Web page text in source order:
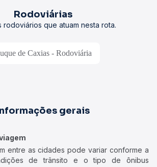
Rodoviárias
rodoviários que atuam nesta rota.
de Caxias - Rodoviária
gerais
entre as cidades pode variar conforme a
de trânsito e o tipo de ônibus